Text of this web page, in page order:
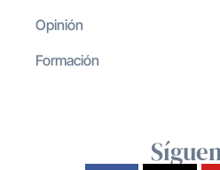
Opinión
Formación